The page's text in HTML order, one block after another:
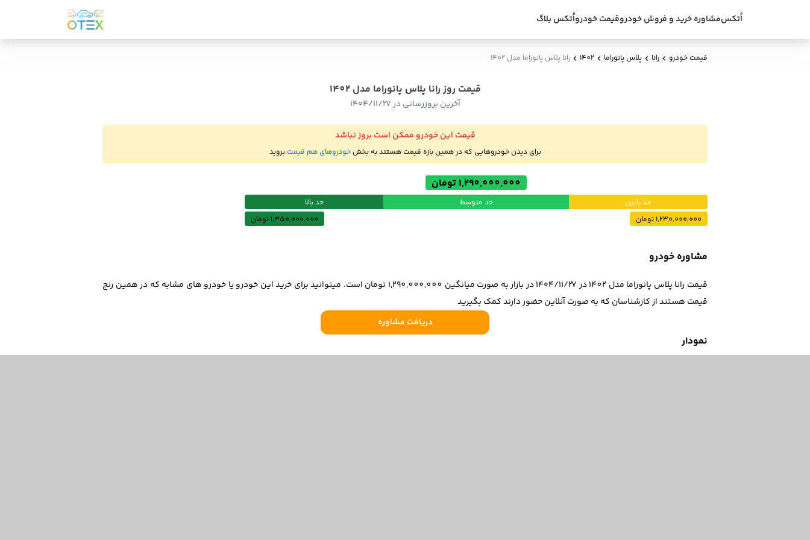
اُتکسمشاوره خرید و فروش خودروقیمت خودرواُتکس بلاگ
قیمت خودرو رانا پلاس پانوراما 1402 رانا پلاس پانوراما مدل 1402
قیمت روز رانا پلاس پانوراما مدل 1402
آخرین بروزرسانی در ۱۴۰۴/۱۱/۲۷
قیمت این خودرو ممکن است بروز نباشد
برای دیدن خودروهایی که در همین بازه قیمت هستند به بخش خودروهای هم قیمتبروید
1,230,000,000 تومان
1,290,000,000 تومان
1,350,000,000 تومان
حد پایین حد متوسط حد بالا
مشاوره خودرو
قیمت رانا پلاس پانوراما مدل 1402 در ۱۴۰۴/۱۱/۲۷ در بازار به صورت میانگین 1,290,000,000 تومان است. میتوانید برای خرید این خودرو یا خودرو های مشابه که در همین رنج
قیمت هستند از کارشناسان که به صورت آنلاین حضور دارند کمک بگیرید
دریافت مشاوره
نمودار